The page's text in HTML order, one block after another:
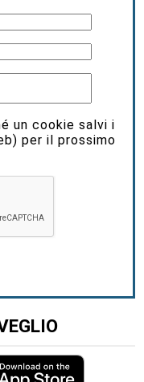
un cookie salvi i
per il prossimo